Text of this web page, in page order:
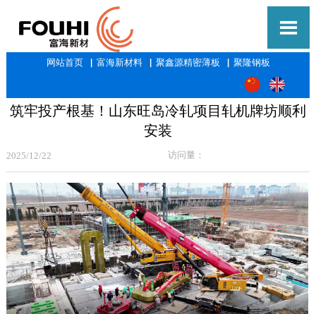

网站首页▕ 富海新材料▕ 聚鑫源精密薄板 ▕ 聚隆钢板
筑牢投产根基！山东旺岛冷轧项目轧机牌坊顺利
安装
2025/12/22 访问量：